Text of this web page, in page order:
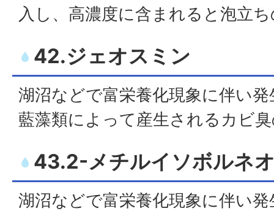
入し、高濃度に含まれると泡立
42.ジェオスミン
湖沼などで富栄養化現象に伴い
藍藻類によって産生されるカビ
43.2-メチルイソボルネ
湖沼などで富栄養化現象に伴い